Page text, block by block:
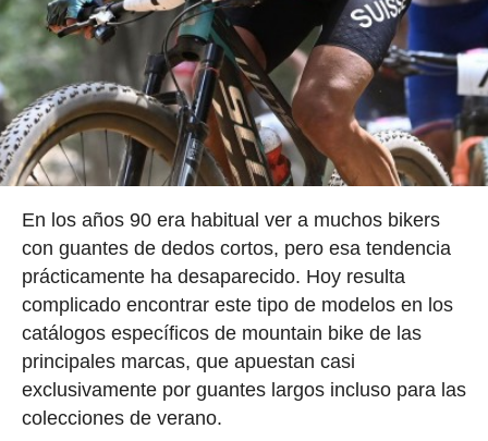
En los años 90 era habitual ver a muchos bikers
con guantes de dedos cortos, pero esa tendencia
prácticamente ha desaparecido. Hoy resulta
complicado encontrar este tipo de modelos en los
catálogos específicos de mountain bike de las
principales marcas, que apuestan casi
exclusivamente por guantes largos incluso para las
colecciones de verano.